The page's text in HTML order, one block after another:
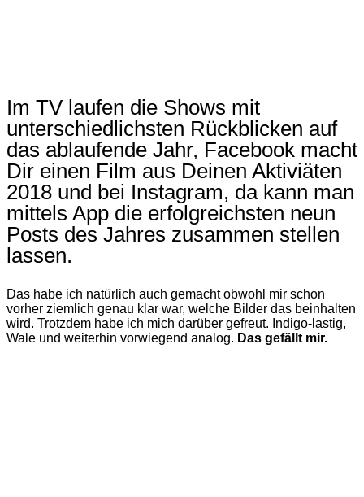
Im TV laufen die Shows mit
unterschiedlichsten Rückblicken auf
das ablaufende Jahr, Facebook macht
Dir einen Film aus Deinen Aktiviäten
2018 und bei Instagram, da kann man
mittels App die erfolgreichsten neun
Posts des Jahres zusammen stellen
lassen.
Das habe ich natürlich auch gemacht obwohl mir schon
vorher ziemlich genau klar war, welche Bilder das beinhalten
wird. Trotzdem habe ich mich darüber gefreut. Indigo-lastig,
Wale und weiterhin vorwiegend analog. Das gefällt mir.